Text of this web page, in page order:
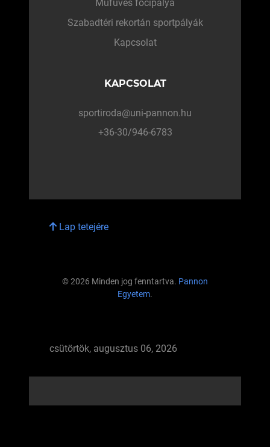
Műfüves focipálya
Szabadtéri rekortán sportpályák
Kapcsolat
KAPCSOLAT
sportiroda@uni-pannon.hu
+36-30/946-6783
Lap tetejére
© 2026 Minden jog fenntartva. Pannon
Egyetem.
csütörtök, augusztus 06, 2026